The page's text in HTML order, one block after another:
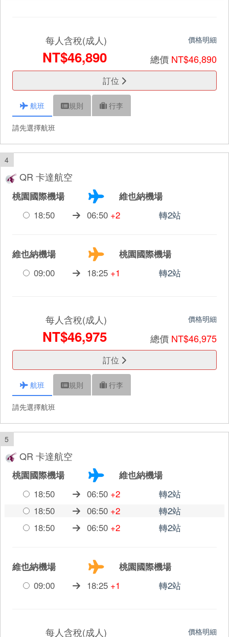
每人含稅(成人)
NT$46,890
價格明細
總價 NT$46,890
訂位
航班 規則 行李
請先選擇航班
4
QR 卡達航空
桃園國際機場
維也納機場
18:50
06:50 +2 轉2站
維也納機場
桃園國際機場
09:00
18:25 +1 轉2站
每人含稅(成人)
NT$46,975
價格明細
總價 NT$46,975
訂位
航班 規則 行李
請先選擇航班
5
QR 卡達航空
桃園國際機場
維也納機場
18:50
06:50 +2
轉2站
18:50
06:50 +2
轉2站
18:50
06:50 +2 轉2站
維也納機場
桃園國際機場
09:00
18:25 +1 轉2站
每人含稅(成人) 價格明細